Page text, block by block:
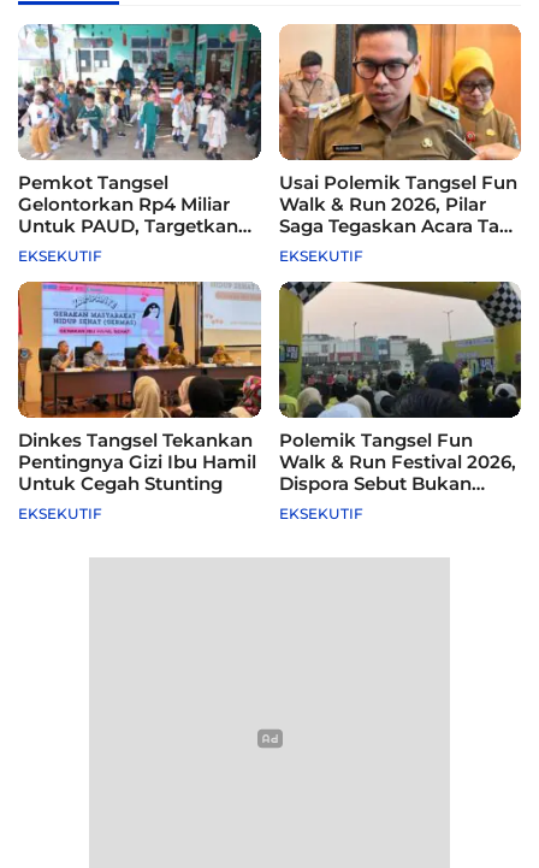
Pemkot Tangsel
Gelontorkan Rp4 Miliar
Untuk PAUD, Targetkan
115 Sekolah
EKSEKUTIF
Usai Polemik Tangsel Fun
Walk & Run 2026, Pilar
Saga Tegaskan Acara Tak
Difasilitasi Pemkot
EKSEKUTIF
Dinkes Tangsel Tekankan
Pentingnya Gizi Ibu Hamil
Untuk Cegah Stunting
EKSEKUTIF
Polemik Tangsel Fun
Walk & Run Festival 2026,
Dispora Sebut Bukan
Agenda Pemkot
EKSEKUTIF